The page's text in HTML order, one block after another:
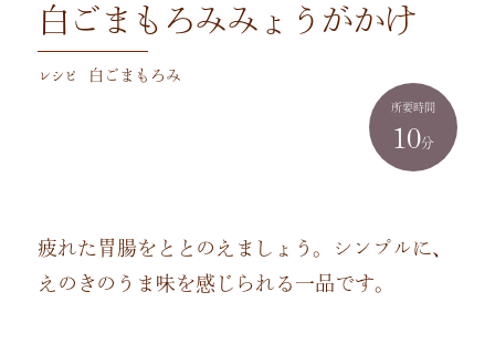
レシピ 白ごまもろみ
白ごまもろみみょうがかけ
所要時間
10分
疲れた胃腸をととのえましょう。シンプルに、
えのきのうま味を感じられる一品です。